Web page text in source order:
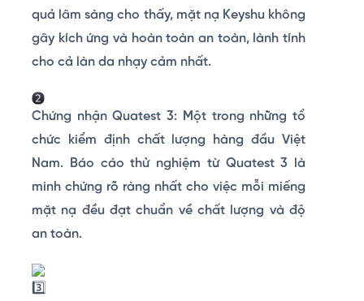
quả lâm sàng cho thấy, mặt nạ Keyshu không
gây kích ứng và hoàn toàn an toàn, lành tính
cho cả làn da nhạy cảm nhất.
Chứng nhận Quatest 3: Một trong những tổ
chức kiểm định chất lượng hàng đầu Việt
Nam. Báo cáo thử nghiệm từ Quatest 3 là
minh chứng rõ ràng nhất cho việc mỗi miếng
mặt nạ đều đạt chuẩn về chất lượng và độ
an toàn.